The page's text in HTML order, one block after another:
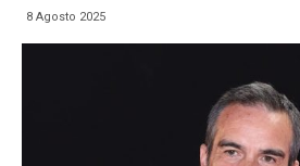
8 Agosto 2025